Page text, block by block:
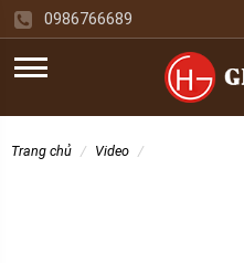
0986766689
trang chủ video